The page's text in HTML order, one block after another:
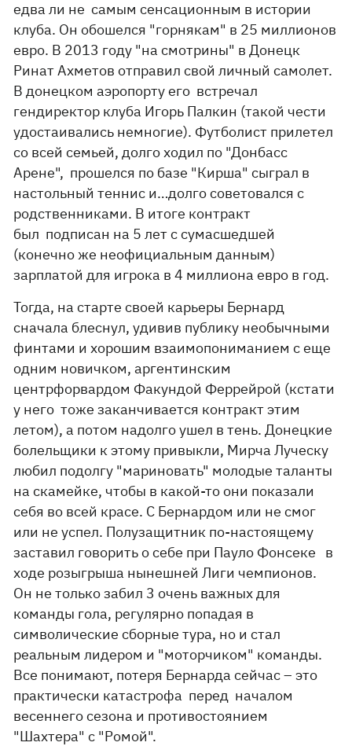
едва ли не самым сенсационным в истории
клуба. Он обошелся "горнякам" в 25 миллионов
евро. В 2013 году "на смотрины" в Донецк
Ринат Ахметов отправил свой личный самолет.
В донецком аэропорту его встречал
гендиректор клуба Игорь Палкин (такой чести
удостаивались немногие). Футболист прилетел
со всей семьей, долго ходил по "Донбасс
Арене", прошелся по базе "Кирша" сыграл в
настольный теннис и…долго советовался с
родственниками. В итоге контракт
был подписан на 5 лет с сумасшедшей
(конечно же неофициальным данным)
зарплатой для игрока в 4 миллиона евро в год.
Тогда, на старте своей карьеры Бернард
сначала блеснул, удивив публику необычными
финтами и хорошим взаимопониманием с еще
одним новичком, аргентинским
центрфорвардом Факундой Феррейрой (кстати
у него тоже заканчивается контракт этим
летом), а потом надолго ушел в тень. Донецкие
болельщики к этому привыкли, Мирча Луческу
любил подолгу "мариновать" молодые таланты
на скамейке, чтобы в какой-то они показали
себя во всей красе. С Бернардом или не смог
или не успел. Полузащитник по-настоящему
заставил говорить о себе при Пауло Фонсеке в
ходе розыгрыша нынешней Лиги чемпионов.
Он не только забил 3 очень важных для
команды гола, регулярно попадая в
символические сборные тура, но и стал
реальным лидером и "моторчиком" команды.
Все понимают, потеря Бернарда сейчас – это
практически катастрофа перед началом
весеннего сезона и противостоянием
"Шахтера" с "Ромой".